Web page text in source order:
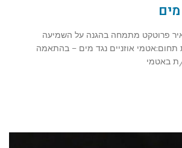
פרוטקט מתמחה בהגנה על השמיעה
תחום:אטמי אוזניים נגד מים – בהתאמה
באטמי